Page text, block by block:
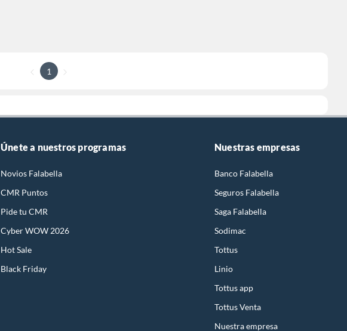
1
Únete a nuestros programas
Novios Falabella
CMR Puntos
Pide tu CMR
Cyber WOW 2026
Hot Sale
Black Friday
Nuestras empresas
Banco Falabella
Seguros Falabella
Saga Falabella
Sodimac
Tottus
Linio
Tottus app
Tottus Venta
Nuestra empresa